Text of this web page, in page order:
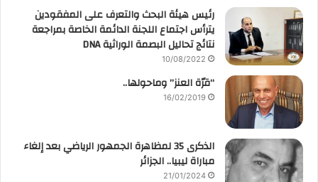
رئيس هيئة البحث والتعرف على المفقودين
يترأس اجتماع اللجنة الدائمة الخاصة بمراجعة
نتائج تحاليل البصمة الوراثية DNA
10/08/2022
“قرّة العنز” وماحولها..
16/02/2019
الذكرى 35 لمظاهرة الجمهور الرياضي بعد إلغاء
مباراة ليبيا.. الجزائر
21/01/2024